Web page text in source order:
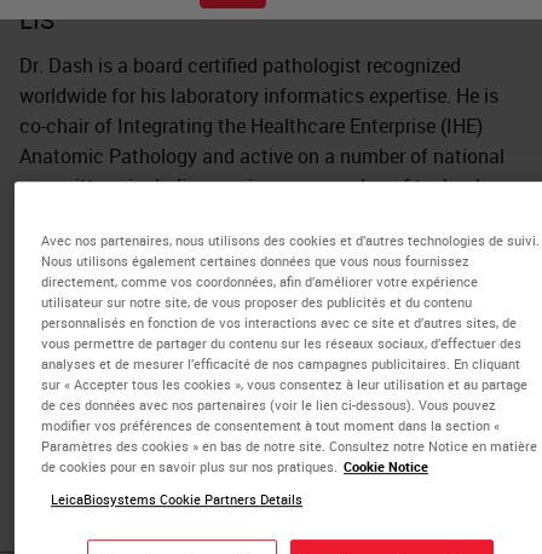
LIS
Dr. Dash is a board certified pathologist recognized
worldwide for his laboratory informatics expertise. He is
co-chair of Integrating the Healthcare Enterprise (IHE)
Anatomic Pathology and active on a number of national
committees including serving on a number of technology
Pathologists.
He is director for laboratory informatics for Duke
University Health System in Durham NC. Dr. Dash has over
26 years of diverse experience in Pathology, with a focus
on breast cancer diagnostics, cytopathology, and
laboratory informatics. Dr. Dash is American Board of
Pathology certified in Anatomic & Clinical Pathology,
Cytopathology and Clinical Informatics.
Avec nos partenaires, nous utilisons des cookies et d’autres technologies de suivi.
Nous utilisons également certaines données que vous nous fournissez
directement, comme vos coordonnées, afin d’améliorer votre expérience
utilisateur sur notre site, de vous proposer des publicités et du contenu
personnalisés en fonction de vos interactions avec ce site et d’autres sites, de
vous permettre de partager du contenu sur les réseaux sociaux, d’effectuer des
analyses et de mesurer l’efficacité de nos campagnes publicitaires. En cliquant
sur « Accepter tous les cookies », vous consentez à leur utilisation et au partage
de ces données avec nos partenaires (voir le lien ci-dessous). Vous pouvez
modifier vos préférences de consentement à tout moment dans la section «
Paramètres des cookies » en bas de notre site. Consultez notre Notice en matière
de cookies pour en savoir plus sur nos pratiques. Cookie Notice
LeicaBiosystems Cookie Partners Details